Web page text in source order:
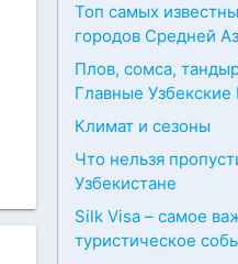
Топ самых
городов Средней
Плов, сомса,
Главные
Климат и сезоны
Что нельзя
Узбекистане
Silk Visa – самое
туристическое